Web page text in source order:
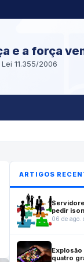
e a força
11.355/2006
ARTIGOS
pedir
previstos
06 de ago.
Explosão
quatro